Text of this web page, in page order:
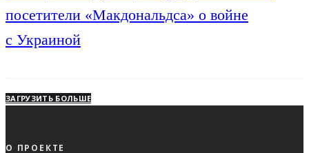
посетители «Макдональдса» о войне
с Украиной
ЗАГРУЗИТЬ БОЛЬШЕ
О ПРОЕКТЕ